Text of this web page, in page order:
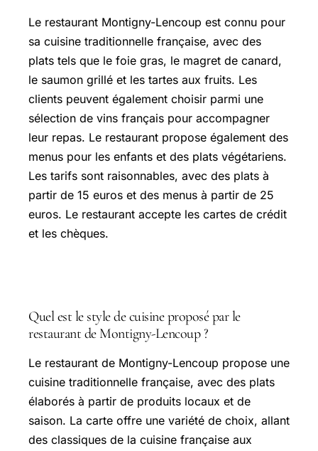
Le restaurant Montigny-Lencoup est connu pour
sa cuisine traditionnelle française, avec des
plats tels que le foie gras, le magret de canard,
le saumon grillé et les tartes aux fruits. Les
clients peuvent également choisir parmi une
sélection de vins français pour accompagner
leur repas. Le restaurant propose également des
menus pour les enfants et des plats végétariens.
Les tarifs sont raisonnables, avec des plats à
partir de 15 euros et des menus à partir de 25
euros. Le restaurant accepte les cartes de crédit
et les chèques.
Quel est le style de cuisine proposé par le
restaurant de Montigny-Lencoup ?
Le restaurant de Montigny-Lencoup propose une
cuisine traditionnelle française, avec des plats
élaborés à partir de produits locaux et de
saison. La carte offre une variété de choix, allant
des classiques de la cuisine française aux